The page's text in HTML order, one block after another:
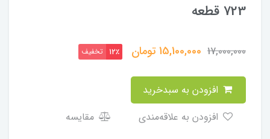
723 قطعه
17,000,000
15,100,000تومان 12٪ تخفیف
مقایسه